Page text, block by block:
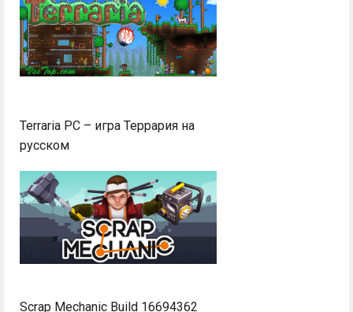
Terraria PC – игра Террария на
русском
Scrap Mechanic Build 16694362